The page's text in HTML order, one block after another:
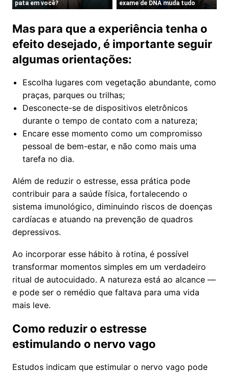
Mas para que a experiência tenha o
efeito desejado, é importante seguir
algumas orientações:
Escolha lugares com vegetação abundante, como
praças, parques ou trilhas;
Desconecte-se de dispositivos eletrônicos
durante o tempo de contato com a natureza;
Encare esse momento como um compromisso
pessoal de bem-estar, e não como mais uma
tarefa no dia.
Além de reduzir o estresse, essa prática pode
contribuir para a saúde física, fortalecendo o
sistema imunológico, diminuindo riscos de doenças
cardíacas e atuando na prevenção de quadros
depressivos.
Ao incorporar esse hábito à rotina, é possível
transformar momentos simples em um verdadeiro
ritual de autocuidado. A natureza está ao alcance —
e pode ser o remédio que faltava para uma vida
mais leve.
Como reduzir o estresse
estimulando o nervo vago
Estudos indicam que estimular o nervo vago pode